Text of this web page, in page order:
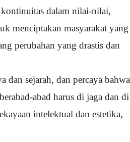
dalam nilai-nilai,
menciptakan masyarakat yang
perubahan yang drastis dan
dan sejarah, dan percaya bahwa
abad harus di jaga dan di
intelektual dan estetika,